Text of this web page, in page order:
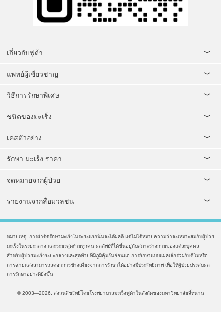
เกี่ยวกับฟูด้า
แพทย์ผู้เชี่ยวชาญ
วิธีการรักษาพิเศษ
ชนิดของมะเร็ง
เคสตัวอย่าง
รักษา มะเร็ง ราคา
จดหมายจากผู้ป่วย
รายงานจากสื่อมวลชน
หมายเหตุ: การผ่าตัดรักษามะเร็งในระยะแรกนั้นจะได้ผลดี แต่ไม่ได้หมายความว่าจะเหมาะสมกับผู้ป่วย
มะเร็งในระยะกลาง และระยะสุดท้ายทุกคน ผลลัพธ์ที่ได้ขึ้นอยู่กับสภาพร่างกายของแต่ละบุคคล
สำหรับผู้ป่วยมะเร็งระยะกลางและสุดท้ายที่มีภูมิคุ้มกันอ่อนแอ การรักษาแบบแผลเล็กร่วมกับคีโมหรือ
การฉายแสงสามารถลดอาการข้างเคียงจากการรักษาได้อย่างมีประสิทธิภาพ เพื่อให้ผู้ป่วยประสบผล
การรักษาอย่างดียิ่งขึ้น
© 2003—2026, สงวนสิขสิทธิ์โดยโรงพยาบาลมะเร็งฟูด้าในสังกัดของมหาวิทยาลัยจี้หนาน